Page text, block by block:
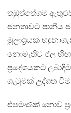
තඹුත්තේගම
ජනතාවට පානීය
මූලාශ‍්‍රයක්
නොමැතිව ජල
ප‍්‍රදේශයකට
ගැටුමක් උද්ගත
එපමණක් නොව